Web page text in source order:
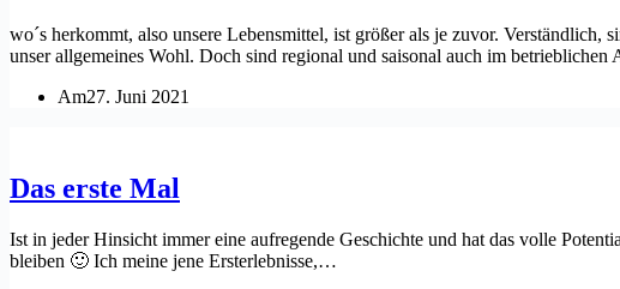
wo´s herkommt, also unsere Lebensmittel, ist größer als je zuvor.
unser allgemeines Wohl. Doch sind regional und saisonal auch im
Am27. Juni 2021
Das erste Mal
Ist in jeder Hinsicht immer eine aufregende Geschichte und hat das volle
bleiben 🙂 Ich meine jene Ersterlebnisse,…